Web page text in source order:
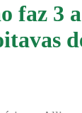
faz 3